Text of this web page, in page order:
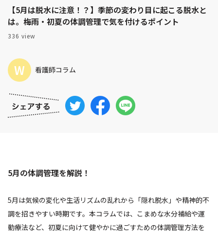
【5月は脱水に注意！？】季節の変わり目に起こる脱水と
は。梅雨・初夏の体調管理で気を付けるポイント
336 view
W 看護師コラム
5月の体調管理を解説！
5月は気候の変化や生活リズムの乱れから「隠れ脱水」や精神的不
調を招きやすい時期です。本コラムでは、こまめな水分補給や運
動療法など、初夏に向けて健やかに過ごすための体調管理方法を